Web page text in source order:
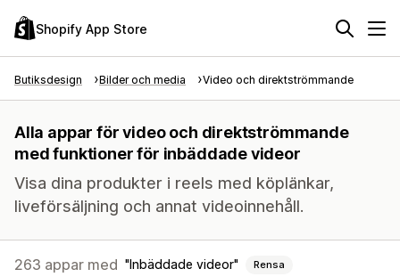
Shopify App Store
Butiksdesign Bilder och media Video och direktströmmande
Alla appar för video och direktströmmande
med funktioner för inbäddade videor
Visa dina produkter i reels med köplänkar,
liveförsäljning och annat videoinnehåll.
263 appar med Inbäddade videor Rensa